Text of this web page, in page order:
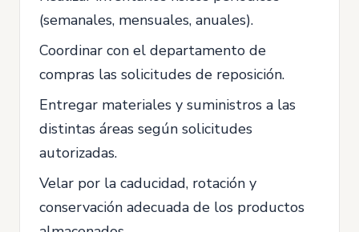
(semanales, mensuales, anuales).
Coordinar con el departamento de
compras las solicitudes de reposición.
Entregar materiales y suministros a las
distintas áreas según solicitudes
autorizadas.
Velar por la caducidad, rotación y
conservación adecuada de los productos